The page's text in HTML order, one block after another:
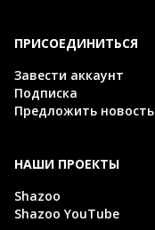
ПРИСОЕДИНИТЬСЯ
Завести аккаунт
Подписка
Предложить новость
НАШИ ПРОЕКТЫ
Shazoo
Shazoo YouTube